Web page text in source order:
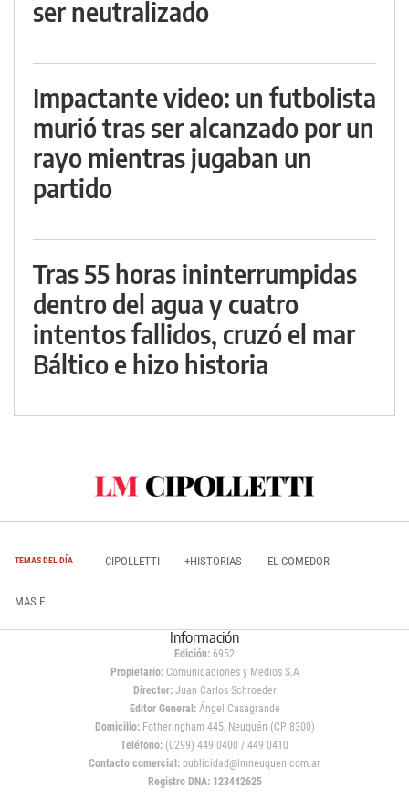
ser neutralizado
Impactante video: un futbolista
murió tras ser alcanzado por un
rayo mientras jugaban un
partido
Tras 55 horas ininterrumpidas
dentro del agua y cuatro
intentos fallidos, cruzó el mar
Báltico e hizo historia
TEMAS DEL DÍA CIPOLLETTI +HISTORIAS EL COMEDOR
MAS E
Información
Edición: 6952
Propietario:Comunicaciones y Medios S.A
Director: Juan Carlos Schroeder
Editor General:Ángel Casagrande
Domicilio:Fotheringham 445, Neuquén (CP 8300)
Teléfono: (0299) 449 0400 / 449 0410
Contacto comercial: publicidad@lmneuquen.com.ar
Registro DNA: 123442625